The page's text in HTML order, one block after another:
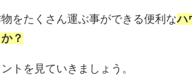
をたくさん運ぶ事ができる便利なハ
？
トを見ていきましょう。